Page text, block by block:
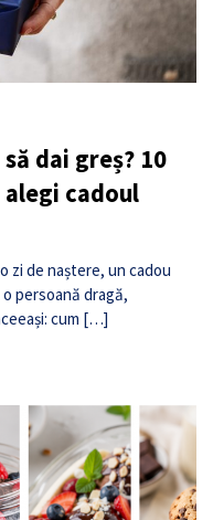
dai greș? 10
cadoul
zi de naștere, un cadou
persoană dragă,
cum […]